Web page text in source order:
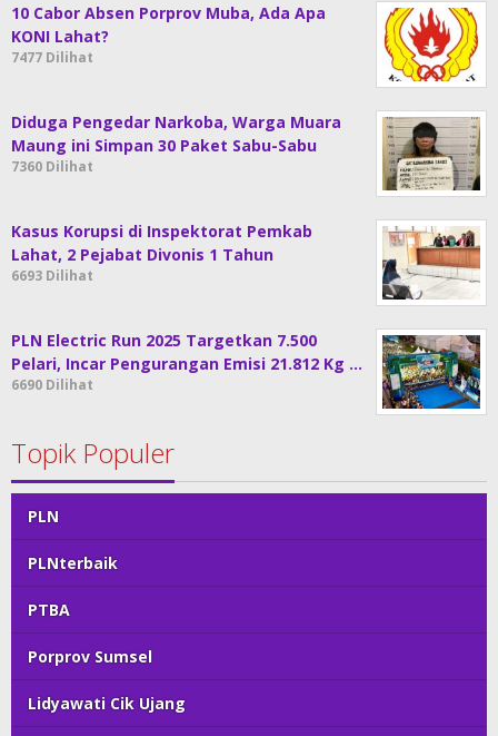
10 Cabor Absen Porprov Muba, Ada Apa
KONI Lahat?
7477 Dilihat
Diduga Pengedar Narkoba, Warga Muara
Maung ini Simpan 30 Paket Sabu-Sabu
7360 Dilihat
Kasus Korupsi di Inspektorat Pemkab
Lahat, 2 Pejabat Divonis 1 Tahun
6693 Dilihat
PLN Electric Run 2025 Targetkan 7.500
Pelari, Incar Pengurangan Emisi 21.812 Kg …
6690 Dilihat
Topik Populer
PLN
PLNterbaik
PTBA
Porprov Sumsel
Lidyawati Cik Ujang